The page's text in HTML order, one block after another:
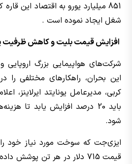
شغل ایجاد نموده است .
افزایش قیمت بلیت و کاهش ظرفیت
شرکت‌های هواپیمایی بزرگ اروپایی
این بحران، راهکارهای مختلفی را
کربی، مدیرعامل یونایتد ایرلاینز،
باید 20 درصد افزایش یابد تا
شود.
ایزی‌جت که سوخت مورد نیاز خود
قیمت 715 دلار در هر تن